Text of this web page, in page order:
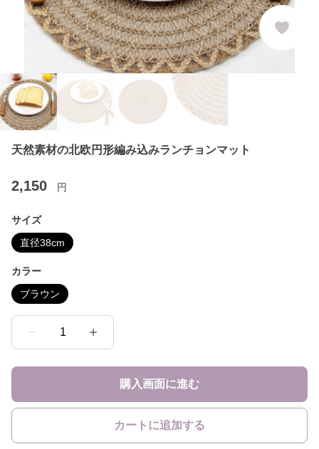
天然素材の北欧円形編み込みランチョンマット
2,150 円
サイズ
直径38cm
カラー
ブラウン
1
購入画面に進む
カートに追加する